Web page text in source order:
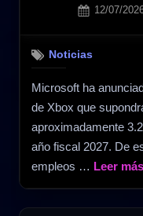
Black
7
Warzone
llega
el
23
de
julio»
Posted
12/07/
Noticias
Microsoft ha
de Xbox que
aproximadamente
año fiscal 2027. De
empleos … Leer más